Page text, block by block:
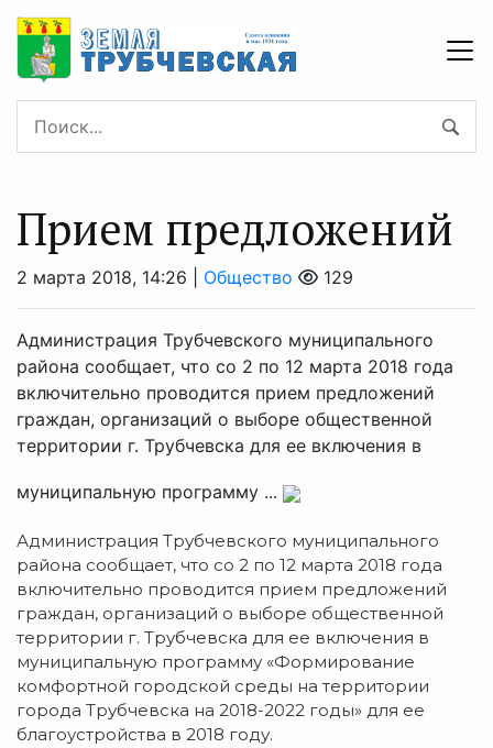
Прием предложений
2 марта 2018, 14:26 | Общество 129
Администрация Трубчевского муниципального
района сообщает, что со 2 по 12 марта 2018 года
включительно проводится прием предложений
граждан, организаций о выборе общественной
территории г. Трубчевска для ее включения в
муниципальную программу ...
Администрация Трубчевского муниципального
района сообщает, что со 2 по 12 марта 2018 года
включительно проводится прием предложений
граждан, организаций о выборе общественной
территории г. Трубчевска для ее включения в
муниципальную программу «Фор­ми­рование
комфортной городской среды на территории
города Трубчевска на 2018-2022 годы» для ее
благоустройства в 2018 году.